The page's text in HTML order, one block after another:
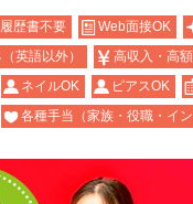
履歴書不要 Web面接OK
英語以外）
高収入・高額
ネイルOK ピアスOK
各種手当（家族・役職・イ